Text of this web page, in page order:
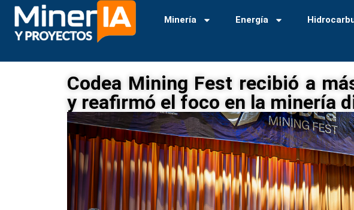
Minería Energía
Codea Mining Fest recibió a
y reafirmó el foco en la minería